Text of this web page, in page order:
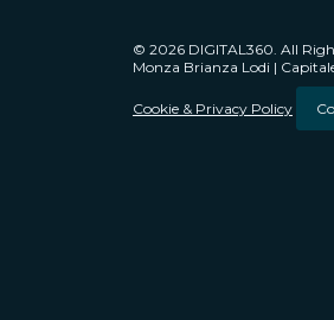
© 2026 DIGITAL360. All
Monza Brianza Lodi |
Cookie & Privacy Policy